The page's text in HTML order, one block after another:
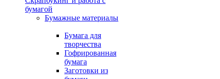
бумагой
Бумажные материалы
Бумага для
творчества
Гофрированная
бумага
Заготовки из